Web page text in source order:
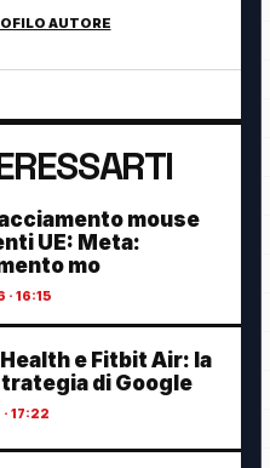
AUTORE
mouse
UE: Meta:
mo
16:15
e Fitbit Air: la
di Google
17:22